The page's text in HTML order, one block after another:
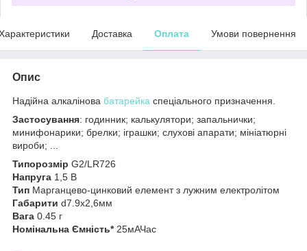
Доставка Оплата Умови повернення
Опис
Надійна алкалінова батарейка спеціального призначення.
Застосування: годинник; калькулятори; запальнички;
минифонарики; брелки; іграшки; слухові апарати; мініатюрні
вироби; ...
Типорозмір G2/LR726
Напруга 1,5 В
Тип Марганцево-цинковий елемент з лужним електролітом
Габарити d7.9x2,6мм
Вага 0.45 г
Номінальна Ємність*25мАЧас